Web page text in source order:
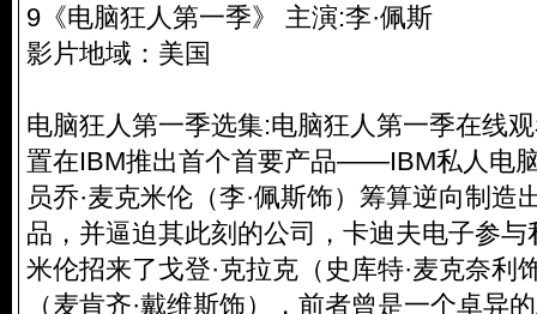
9《电脑狂人第一季》 主演:李·佩斯
影片地域：美国
电脑狂人第一季选集:电脑狂人第一季在线
置在IBM推出首个首要产品——IBM私人电
员乔·麦克米伦（李·佩斯饰）筹算逆向制造
品，并逼迫其此刻的公司，卡迪夫电子参
米伦招来了戈登·克拉克（史库特·麦克奈利
（麦肯齐·戴维斯饰），前者曾是一个卓异